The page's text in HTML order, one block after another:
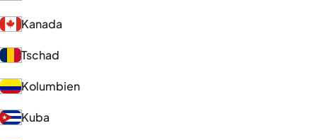
Kanada
Tschad
Kolumbien
Kuba